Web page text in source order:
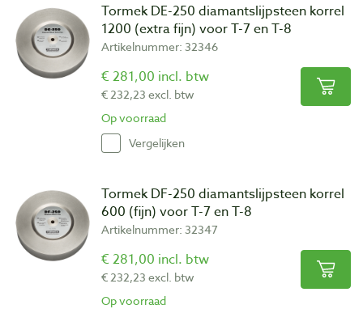
Tormek DE-250 diamantslijpsteen korrel
1200 (extra fijn) voor T-7 en T-8
Artikelnummer: 32346
€ 281,00 incl. btw
€ 232,23 excl. btw
Op voorraad
Vergelijken
Tormek DF-250 diamantslijpsteen korrel
600 (fijn) voor T-7 en T-8
Artikelnummer: 32347
€ 281,00 incl. btw
€ 232,23 excl. btw
Op voorraad